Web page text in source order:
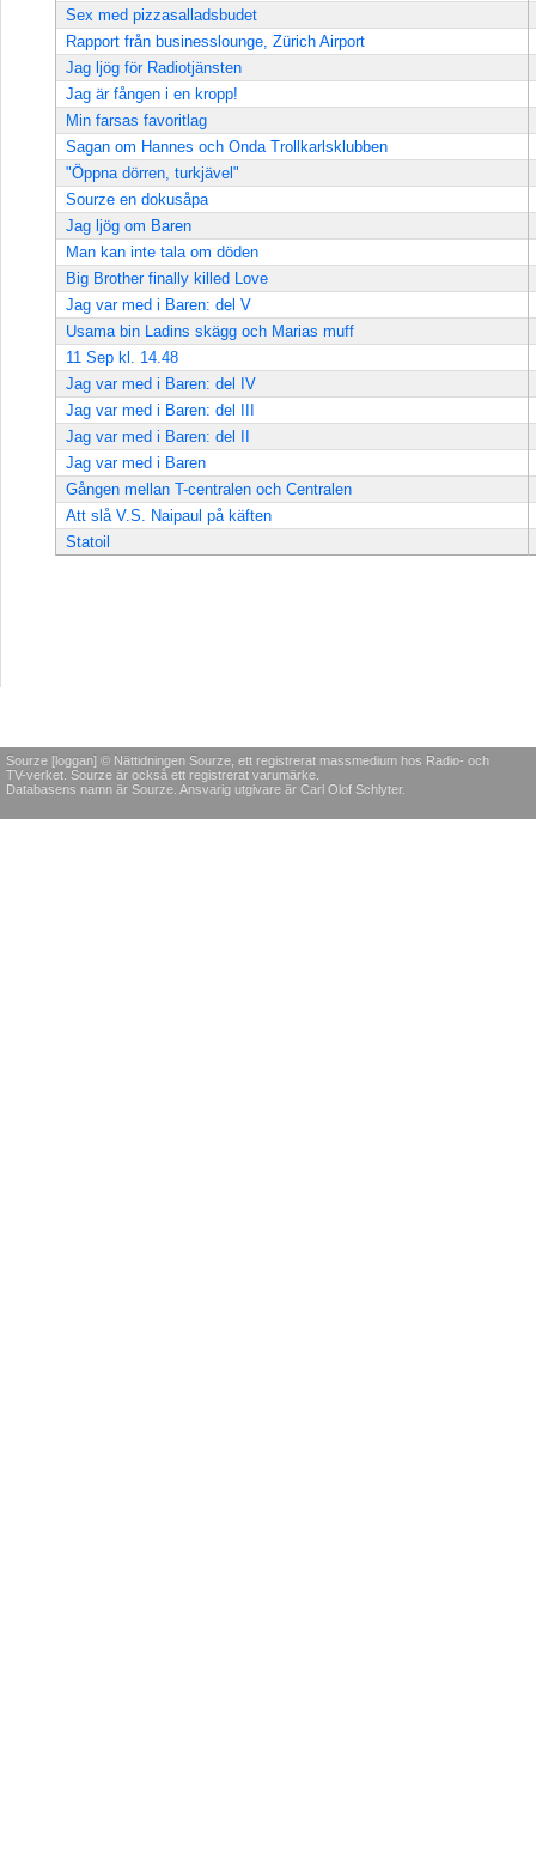
Sex med pizzasalladsbudet
Rapport från businesslounge, Zürich Airport
Jag ljög för Radiotjänsten
Jag är fången i en kropp!
Min farsas favoritlag
Sagan om Hannes och Onda Trollkarlsklubben
"Öppna dörren, turkjävel"
Sourze en dokusåpa
Jag ljög om Baren
Man kan inte tala om döden
Big Brother finally killed Love
Jag var med i Baren: del V
Usama bin Ladins skägg och Marias muff
11 Sep kl. 14.48
Jag var med i Baren: del IV
Jag var med i Baren: del III
Jag var med i Baren: del II
Jag var med i Baren
Gången mellan T-centralen och Centralen
Att slå V.S. Naipaul på käften
Statoil
Sourze [loggan] © Nättidningen Sourze, ett registrerat massmedium hos Radio- och
TV-verket. Sourze är också ett registrerat varumärke.
Databasens namn är Sourze. Ansvarig utgivare är Carl Olof Schlyter.